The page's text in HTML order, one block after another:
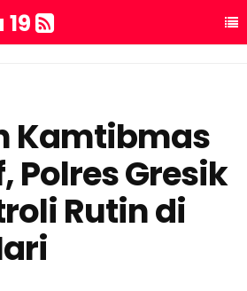
19
Kamtibmas
Polres Gresik
Rutin di